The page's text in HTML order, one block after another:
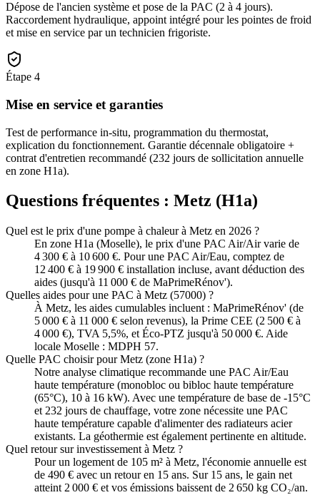
Dépose de l'ancien système et pose de la PAC (2 à 4 jours).
Raccordement hydraulique, appoint intégré pour les pointes de froid
et mise en service par un technicien frigoriste.
Étape 4
Mise en service et garanties
Test de performance in-situ, programmation du thermostat,
explication du fonctionnement. Garantie décennale obligatoire +
contrat d'entretien recommandé (232 jours de sollicitation annuelle
en zone H1a).
Questions fréquentes : Metz (H1a)
Quel est le prix d'une pompe à chaleur à Metz en 2026 ?
En zone H1a (Moselle), le prix d'une PAC Air/Air varie de
4 300 € à 10 600 €. Pour une PAC Air/Eau, comptez de
12 400 € à 19 900 € installation incluse, avant déduction des
aides (jusqu'à 11 000 € de MaPrimeRénov').
Quelles aides pour une PAC à Metz (57000) ?
À Metz, les aides cumulables incluent : MaPrimeRénov' (de
5 000 € à 11 000 € selon revenus), la Prime CEE (2 500 € à
4 000 €), TVA 5,5%, et Éco-PTZ jusqu'à 50 000 €. Aide
locale Moselle : MDPH 57.
Quelle PAC choisir pour Metz (zone H1a) ?
Notre analyse climatique recommande une PAC Air/Eau
haute température (monobloc ou bibloc haute température
(65°C), 10 à 16 kW). Avec une température de base de -15°C
et 232 jours de chauffage, votre zone nécessite une PAC
haute température capable d'alimenter des radiateurs acier
existants. La géothermie est également pertinente en altitude.
Quel retour sur investissement à Metz ?
Pour un logement de 105 m² à Metz, l'économie annuelle est
de 490 € avec un retour en 15 ans. Sur 15 ans, le gain net
atteint 2 000 € et vos émissions baissent de 2 650 kg CO₂/an.